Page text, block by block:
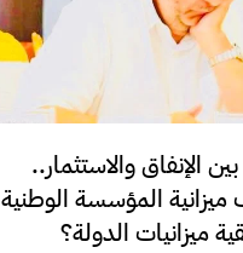
الإنفاق والاستثمار..
ميزانية المؤسسة الوطنية
ميزانيات الدولة؟